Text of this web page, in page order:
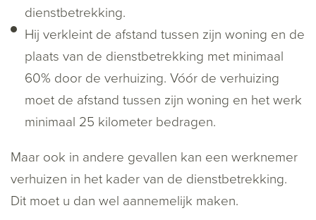
dienstbetrekking.
Hij verkleint de afstand tussen zijn woning en de
plaats van de dienstbetrekking met minimaal
60% door de verhuizing. Vóór de verhuizing
moet de afstand tussen zijn woning en het werk
minimaal 25 kilometer bedragen.
Maar ook in andere gevallen kan een werknemer
verhuizen in het kader van de dienstbetrekking.
Dit moet u dan wel aannemelijk maken.